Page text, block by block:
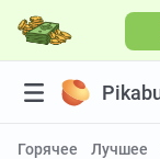
Горячее Лучшее